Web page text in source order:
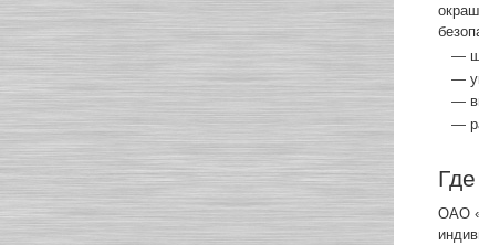
—
—
—
—
ОАО